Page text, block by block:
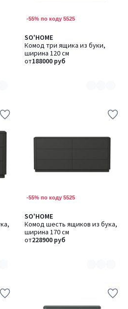
-55% по коду 5525
SO'HOME
Комод три ящика из буки,
ширина 120 см
от188000 руб
Количество
цветов:
6
-55% по коду 5525
SO'HOME
Комод шесть ящиков из бука,
ширина 170 см
от228900 руб
Количество
цветов:
6